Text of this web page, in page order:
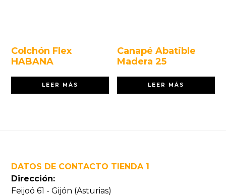
Colchón Flex
HABANA
LEER MÁS
Canapé Abatible
Madera 25
LEER MÁS
DATOS DE CONTACTO TIENDA 1
Dirección:
Feijoó 61 - Gijón (Asturias)